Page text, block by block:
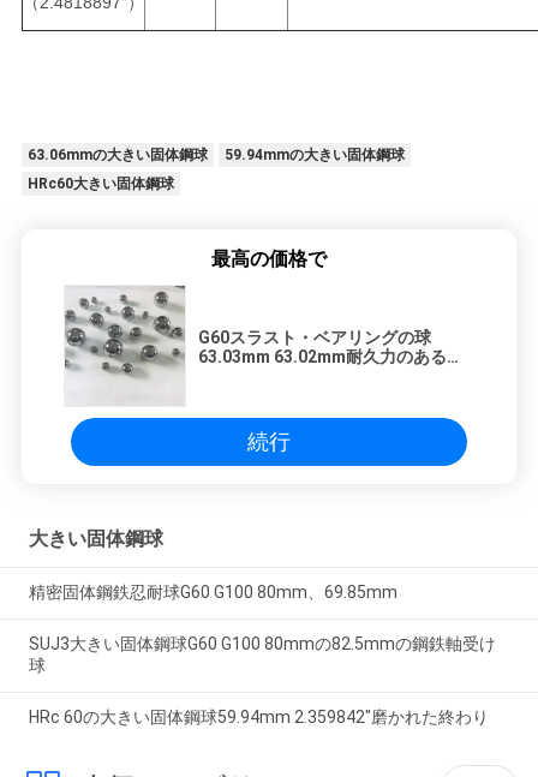
63.06mmの大きい固体鋼球
59.94mmの大きい固体鋼球
HRc60大きい固体鋼球
最高の価格で
G60スラスト・ベアリングの球
63.03mm 63.02mm耐久力のある
続行
大きい固体鋼球
精密固体鋼鉄忍耐球G60 G100 80mm、69.85mm
SUJ3大きい固体鋼球G60 G100 80mmの82.5mmの鋼鉄軸受け
球
HRc 60の大きい固体鋼球59.94mm 2.359842"磨かれた終わり